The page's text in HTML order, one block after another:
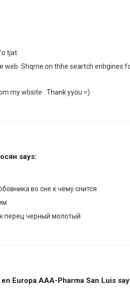
tjat
web. Shqme on thhe seartch enhgines
my wbsite . Thank yyou =)
says:
во сне к чему снится
перец черный молотый
Europa AAA-Pharma San Luis